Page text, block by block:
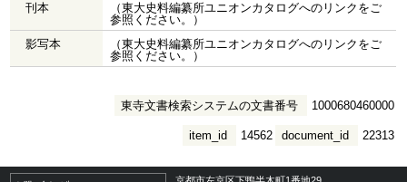
刊本
（東大史料編纂所ユニオンカタログへのリンクをご
参照ください。）
影写本
（東大史料編纂所ユニオンカタログへのリンクをご
参照ください。）
東寺文書検索システムの文書番号 1000680460000
document_id 22313
item_id 14562